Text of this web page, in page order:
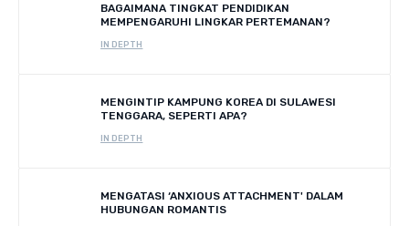
BAGAIMANA TINGKAT PENDIDIKAN
MEMPENGARUHI LINGKAR PERTEMANAN?
IN DEPTH
MENGINTIP KAMPUNG KOREA DI SULAWESI
TENGGARA, SEPERTI APA?
IN DEPTH
MENGATASI ‘ANXIOUS ATTACHMENT' DALAM
HUBUNGAN ROMANTIS